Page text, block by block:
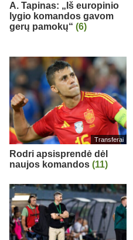
A. Tapinas: „Iš europinio
lygio komandos gavom
gerų pamokų“ (6)
Transferai
Rodri apsisprendė dėl
naujos komandos (11)